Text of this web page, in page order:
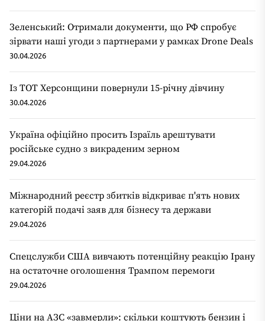
Зеленський: Отримали документи, що РФ спробує
зірвати наші угоди з партнерами у рамках Drone Deals
30.04.2026
Із ТОТ Херсонщини повернули 15-річну дівчину
30.04.2026
Україна офіційно просить Ізраїль арештувати
російське судно з викраденим зерном
29.04.2026
Міжнародний реєстр збитків відкриває п'ять нових
категорій подачі заяв для бізнесу та держави
29.04.2026
Спецслужби США вивчають потенційну реакцію Ірану
на остаточне оголошення Трампом перемоги
29.04.2026
Ціни на АЗС «завмерли»: скільки коштують бензин і